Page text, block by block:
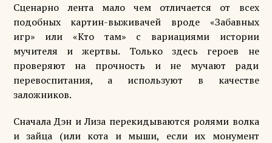
Сценарно лента мало чем отличается от всех
подобных картин-выживачей вроде «Забавных
игр» или «Кто там» с вариациями истории
мучителя и жертвы. Только здесь героев не
проверяют на прочность и не мучают ради
перевоспитания, а используют в качестве
заложников.
Сначала Дэн и Лиза перекидываются ролями волка
и зайца (или кота и мыши, если их монумент